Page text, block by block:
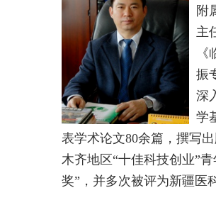
附
主
振
深
学
表学术论文80余篇，撰写
木齐地区“十佳科技创业”
奖”，并多次被评为新疆医